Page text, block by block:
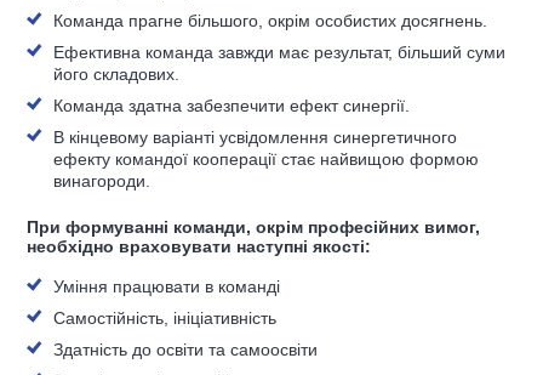
Команда прагне більшого, окрім особистих досягнень.
Ефективна команда завжди має результат, більший суми
його складових.
Команда здатна забезпечити ефект синергії.
В кінцевому варіанті усвідомлення синергетичного
ефекту командої кооперації стає найвищою формою
винагороди.
При формуванні команди, окрім професійних вимог,
необхідно враховувати наступні якості:
Уміння працювати в команді
Самостійність, ініціативність
Здатність до освіти та самоосвіти